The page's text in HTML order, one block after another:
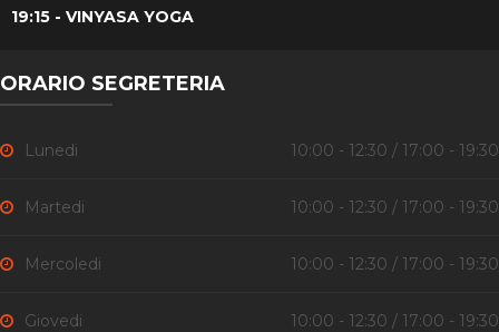
19:15 - VINYASA YOGA
ORARIO SEGRETERIA
Lunedi 10:00 - 12:30 / 17:00 - 19:30
Martedi 10:00 - 12:30 / 17:00 - 19:30
Mercoledi 10:00 - 12:30 / 17:00 - 19:30
Giovedi 10:00 - 12:30 / 17:00 - 19:30